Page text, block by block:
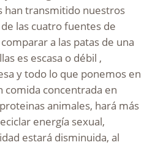
han transmitido nuestros
las cuatro fuentes de
a las patas de una
es escasa o débil ,
y todo lo que ponemos en
comida concentrada en
animales, hará más
energía sexual,
estará disminuida, al